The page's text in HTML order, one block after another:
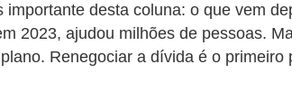
importante desta coluna: o que vem
2023, ajudou milhões de pessoas.
Renegociar a dívida é o